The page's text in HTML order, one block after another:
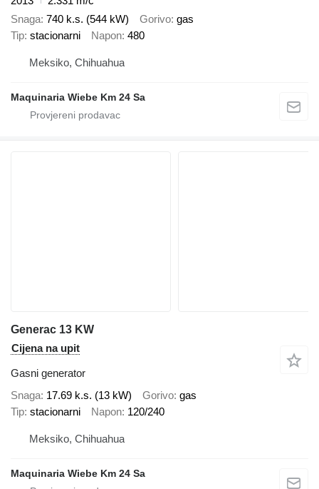
Snaga 740 k.s. (544 kW) Gorivo gas
Tip stacionarni Napon 480
Meksiko, Chihuahua
Maquinaria Wiebe Km 24 Sa
Generac 13 KW
Cijena na upit
Gasni generator
Snaga 17.69 k.s. (13 kW) Gorivo gas
Tip stacionarni Napon 120/240
Meksiko, Chihuahua
Maquinaria Wiebe Km 24 Sa